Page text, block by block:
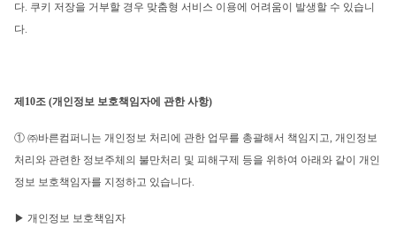
다. 쿠키 저장을 거부할 경우 맞춤형 서비스 이용에 어려움이 발생할 수 있습니
다.
제10조 (개인정보 보호책임자에 관한 사항)
① ㈜바른컴퍼니는 개인정보 처리에 관한 업무를 총괄해서 책임지고, 개인정보
처리와 관련한 정보주체의 불만처리 및 피해구제 등을 위하여 아래와 같이 개인
정보 보호책임자를 지정하고 있습니다.
▶ 개인정보 보호책임자